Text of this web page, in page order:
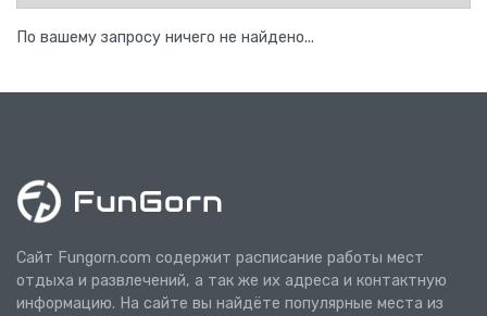
По вашему запросу ничего не найдено...
Сайт Fungorn.com содержит расписание работы мест
отдыха и развлечений, а так же их адреса и контактную
информацию. На сайте вы найдёте популярные места из